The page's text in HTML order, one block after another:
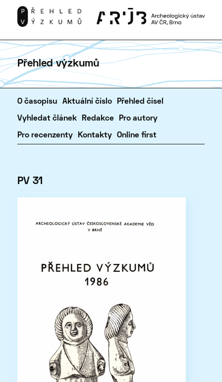
Přehled výzkumů
O časopisu Aktuální číslo Přehled čísel
Vyhledat článek Redakce Pro autory
Pro recenzenty Kontakty Online first
PV 31